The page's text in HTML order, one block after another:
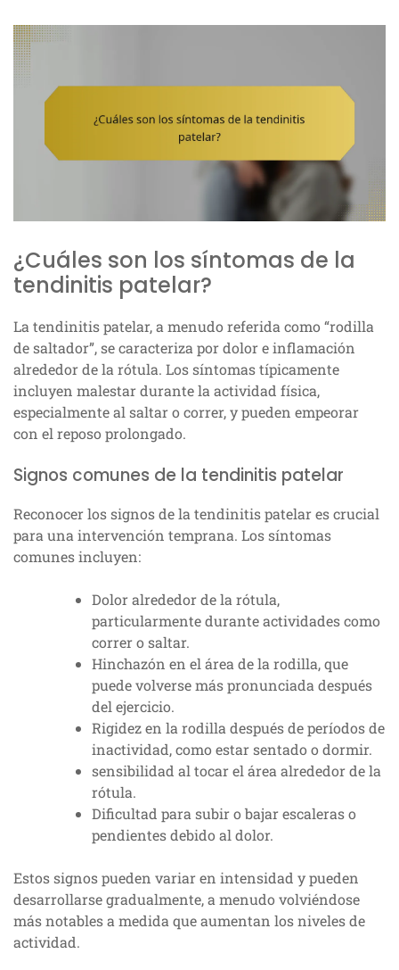
¿Cuáles son los síntomas de la
tendinitis patelar?
La tendinitis patelar, a menudo referida como “rodilla
de saltador”, se caracteriza por dolor e inflamación
alrededor de la rótula. Los síntomas típicamente
incluyen malestar durante la actividad física,
especialmente al saltar o correr, y pueden empeorar
con el reposo prolongado.
Signos comunes de la tendinitis patelar
Reconocer los signos de la tendinitis patelar es crucial
para una intervención temprana. Los síntomas
comunes incluyen:
Dolor alrededor de la rótula,
particularmente durante actividades como
correr o saltar.
Hinchazón en el área de la rodilla, que
puede volverse más pronunciada después
del ejercicio.
Rigidez en la rodilla después de períodos de
inactividad, como estar sentado o dormir.
sensibilidad al tocar el área alrededor de la
rótula.
Dificultad para subir o bajar escaleras o
pendientes debido al dolor.
Estos signos pueden variar en intensidad y pueden
desarrollarse gradualmente, a menudo volviéndose
más notables a medida que aumentan los niveles de
actividad.